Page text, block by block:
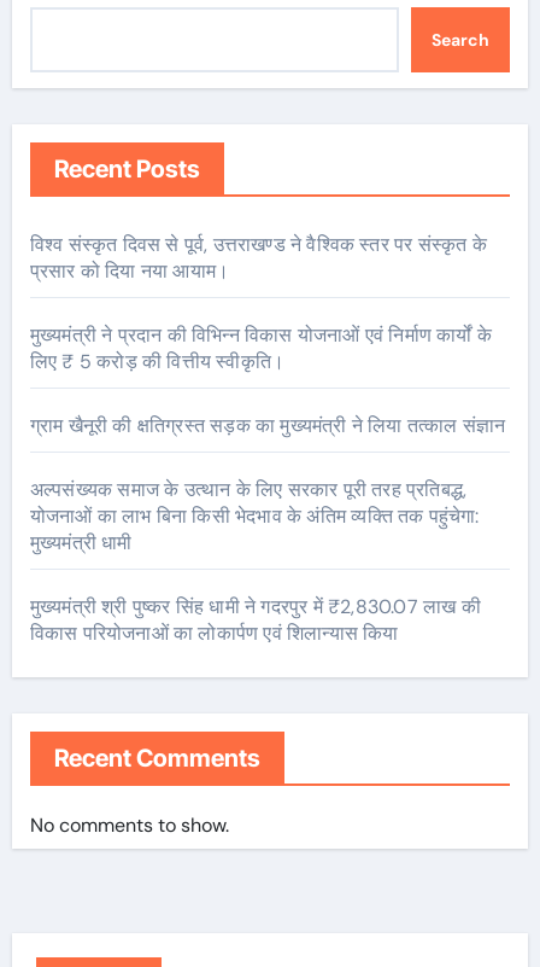
Search
Recent Posts
विश्व संस्कृत दिवस से पूर्व, उत्तराखण्ड ने वैश्विक स्तर पर संस्कृत के
प्रसार को दिया नया आयाम।
मुख्यमंत्री ने प्रदान की विभिन्न विकास योजनाओं एवं निर्माण कार्यों के
लिए ₹ 5 करोड़ की वित्तीय स्वीकृति।
ग्राम खैनूरी की क्षतिग्रस्त सड़क का मुख्यमंत्री ने लिया तत्काल संज्ञान
अल्पसंख्यक समाज के उत्थान के लिए सरकार पूरी तरह प्रतिबद्ध,
योजनाओं का लाभ बिना किसी भेदभाव के अंतिम व्यक्ति तक पहुंचेगा:
मुख्यमंत्री धामी
मुख्यमंत्री श्री पुष्कर सिंह धामी ने गदरपुर में ₹2,830.07 लाख की
विकास परियोजनाओं का लोकार्पण एवं शिलान्यास किया
Recent Comments
No comments to show.